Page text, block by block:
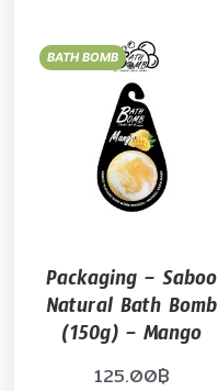
BATH BOMB
Packaging – Saboo
Natural Bath Bomb
(150g) – Mango
125.00฿